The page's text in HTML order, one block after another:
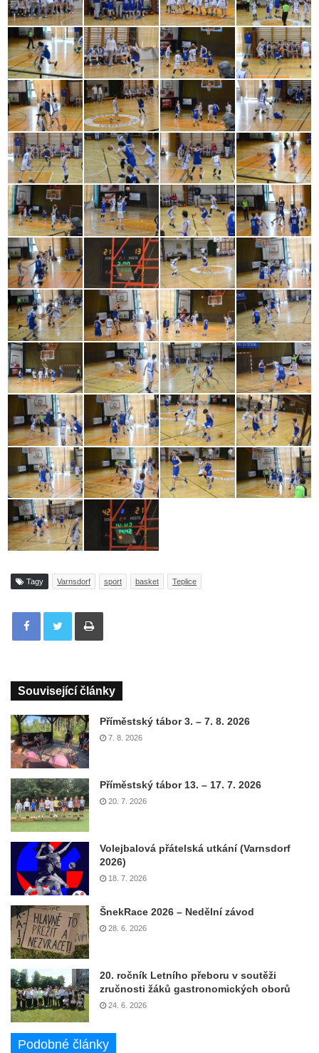
Tagy Varnsdorf sport basket Teplice
Tisknout
Související články
Příměstský tábor 3. – 7. 8. 2026
7. 8. 2026
Příměstský tábor 13. – 17. 7. 2026
20. 7. 2026
Volejbalová přátelská utkání (Varnsdorf
2026)
18. 7. 2026
ŠnekRace 2026 – Nedělní závod
28. 6. 2026
20. ročník Letního přeboru v soutěži
zručnosti žáků gastronomických oborů
24. 6. 2026
Podobné články